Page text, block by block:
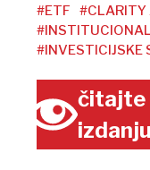
#ETF
#CLARITY
#INVESTICIJSKE
čitajte
izdanju